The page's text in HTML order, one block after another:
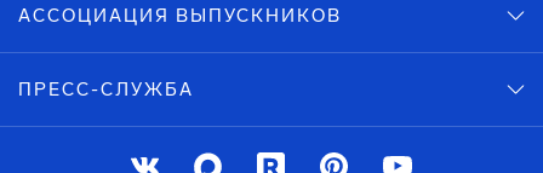
АССОЦИАЦИЯ ВЫПУСКНИКОВ
ПРЕСС-СЛУЖБА